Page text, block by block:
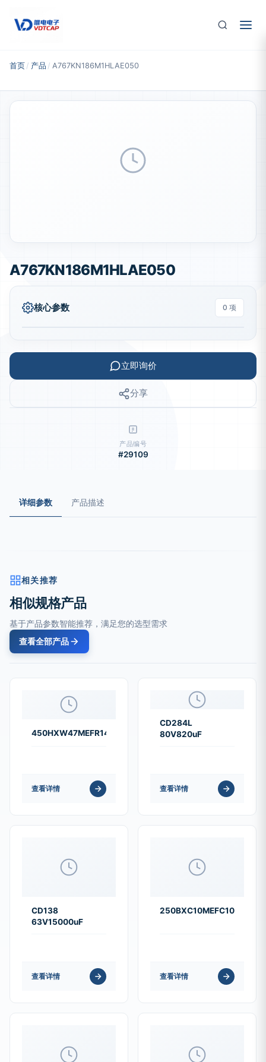
首页 / 产品 / A767KN186M1HLAE050
A767KN186M1HLAE050
核心参数 0 项
立即询价
分享
产品编号
#29109
详细参数 产品描述
相关推荐
相似规格产品
基于产品参数智能推荐，满足您的选型需求
查看全部产品
450HXW47MEFR14.5X20
查看详情
CD284L
80V820uF
查看详情
CD138
63V15000uF
查看详情
250BXC10MEFC10X16
查看详情